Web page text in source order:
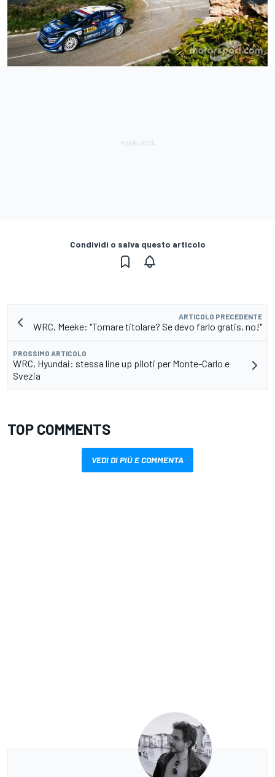
Condividi o salva questo articolo
ARTICOLO PRECEDENTE
WRC, Meeke: "Tornare titolare? Se devo farlo gratis, no!"
PROSSIMO ARTICOLO
WRC, Hyundai: stessa line up piloti per Monte-Carlo e
Svezia
TOP COMMENTS
VEDI DI PIÙ E COMMENTA